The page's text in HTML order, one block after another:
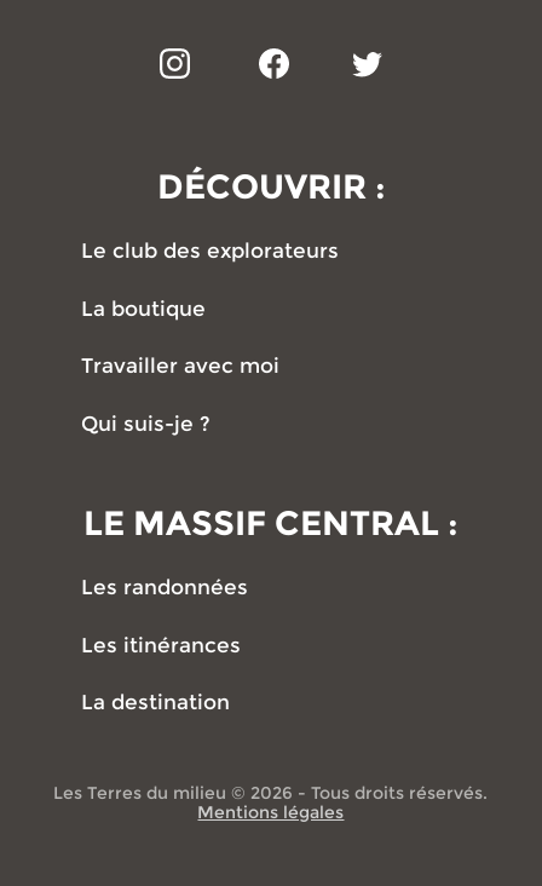
DÉCOUVRIR :
Le club des explorateurs
La boutique
Travailler avec moi
Qui suis-je ?
LE MASSIF CENTRAL :
Les randonnées
Les itinérances
La destination
Les Terres du milieu © 2026 - Tous droits réservés.
Mentions légales